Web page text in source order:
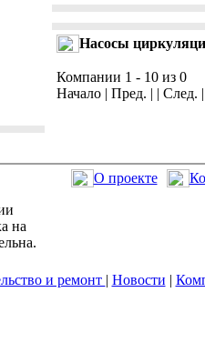
Насосы
Компании 1 - 10 из 0
Начало | Пред. | | След.
на
О проекте
и ремонт | Новости |